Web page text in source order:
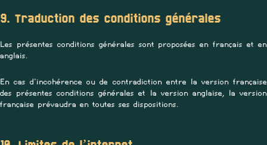
9. Traduction des conditions générales
Les présentes conditions générales sont proposées en français et en
anglais.
En cas d'incohérence ou de contradiction entre la version française
des présentes conditions générales et la version anglaise, la version
française prévaudra en toutes ses dispositions.